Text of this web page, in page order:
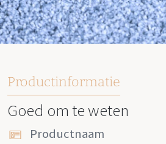
Productinformatie
Goed om te weten
Productnaam